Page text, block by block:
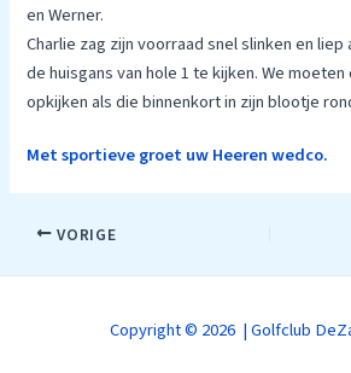
en Werner.
Charlie zag zijn voorraad snel slinken en
de huisgans van hole 1 te kijken. We
opkijken als die binnenkort in zijn blootje
Met sportieve groet uw Heeren wedco.
BerichtVORIGE
Copyright © 2026 | Golfclub